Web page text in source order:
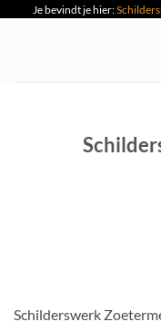
Je bevindt je hier:
Schilderswerk